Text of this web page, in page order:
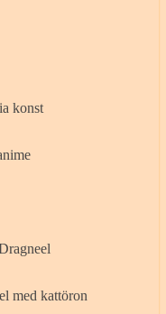
konst
med kattöron